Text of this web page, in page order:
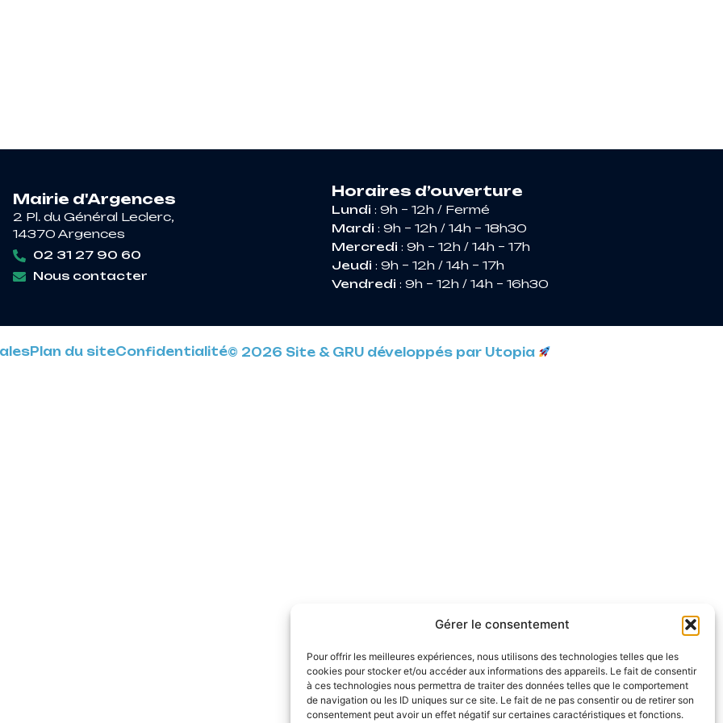
Gérer le consentement
Pour offrir les meilleures expériences, nous utilisons des technologies telles que les
cookies pour stocker et/ou accéder aux informations des appareils. Le fait de consentir
à ces technologies nous permettra de traiter des données telles que le comportement
de navigation ou les ID uniques sur ce site. Le fait de ne pas consentir ou de retirer son
consentement peut avoir un effet négatif sur certaines caractéristiques et fonctions.
Mairie d'Argences
2 Pl. du Général Leclerc,
14370 Argences
02 31 27 90 60
Nous contacter
Horaires d’ouverture
Lundi : 9h – 12h / Fermé
Mardi : 9h – 12h / 14h – 18h30
Mercredi : 9h – 12h / 14h – 17h
Jeudi : 9h – 12h / 14h – 17h
Vendredi : 9h – 12h / 14h – 16h30
Plan du siteConfidentialité© 2026 Site & GRU développés par Utopia